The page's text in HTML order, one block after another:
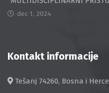
dec 1, 2024
Kontakt informacije
Tešanj 74260, Bosna i